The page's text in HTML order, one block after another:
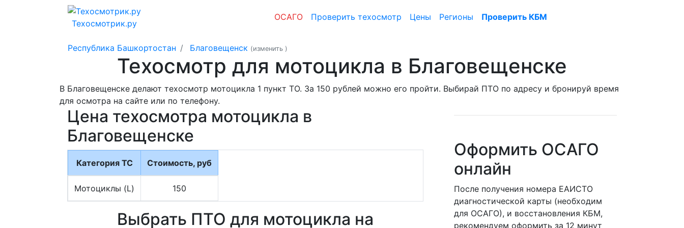
Техосмотрик.ру
ОСАГО Проверить техосмотр Цены Регионы Проверить КБМ
Республика Башкортостан Благовещенск (изменить )
Техосмотр для мотоцикла в Благовещенске
В Благовещенске делают техосмотр мотоцикла 1 пункт ТО. За 150 рублей можно его пройти. Выбирай ПТО по адресу и бронируй время
для осмотра на сайте или по телефону.
Цена техосмотра мотоцикла в
Благовещенске
Категория ТС Стоимость, руб
Мотоциклы (L) 150
Выбрать ПТО для мотоцикла на
Оформить ОСАГО
онлайн
После получения номера ЕАИСТО
диагностической карты (необходим
для ОСАГО), и восстановления КБМ,
рекомендуем оформить за 12 минут